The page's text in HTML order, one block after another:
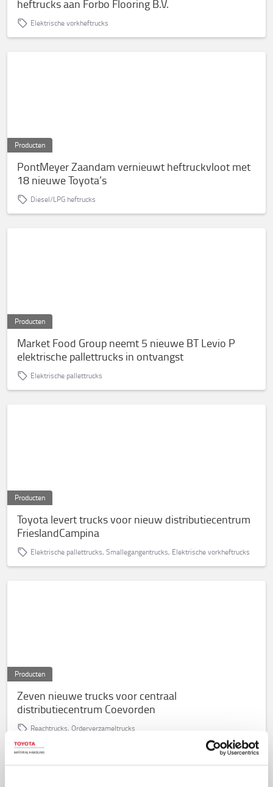
heftrucks aan Forbo Flooring B.V.
Elektrische vorkheftrucks
Producten
PontMeyer Zaandam vernieuwt heftruckvloot met
18 nieuwe Toyota’s
Diesel/LPG heftrucks
Producten
Market Food Group neemt 5 nieuwe BT Levio P
elektrische pallettrucks in ontvangst
Elektrische pallettrucks
Producten
Toyota levert trucks voor nieuw distributiecentrum
FrieslandCampina
Elektrische pallettrucks, Smallegangentrucks, Elektrische vorkheftrucks
Producten
Zeven nieuwe trucks voor centraal
distributiecentrum Coevorden
Reachtrucks, Orderverzameltrucks